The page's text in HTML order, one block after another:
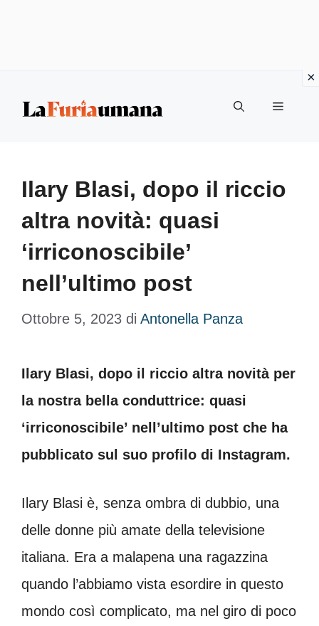
Menu
Ilary Blasi, dopo il riccio
altra novità: quasi
‘irriconoscibile’
nell’ultimo post
Ottobre 5, 2023 di Antonella Panza
Ilary Blasi, dopo il riccio altra novità per
la nostra bella conduttrice: quasi
‘irriconoscibile’ nell’ultimo post che ha
pubblicato sul suo profilo di Instagram.
Ilary Blasi è, senza ombra di dubbio, una
delle donne più amate della televisione
italiana. Era a malapena una ragazzina
quando l’abbiamo vista esordire in questo
mondo così complicato, ma nel giro di poco